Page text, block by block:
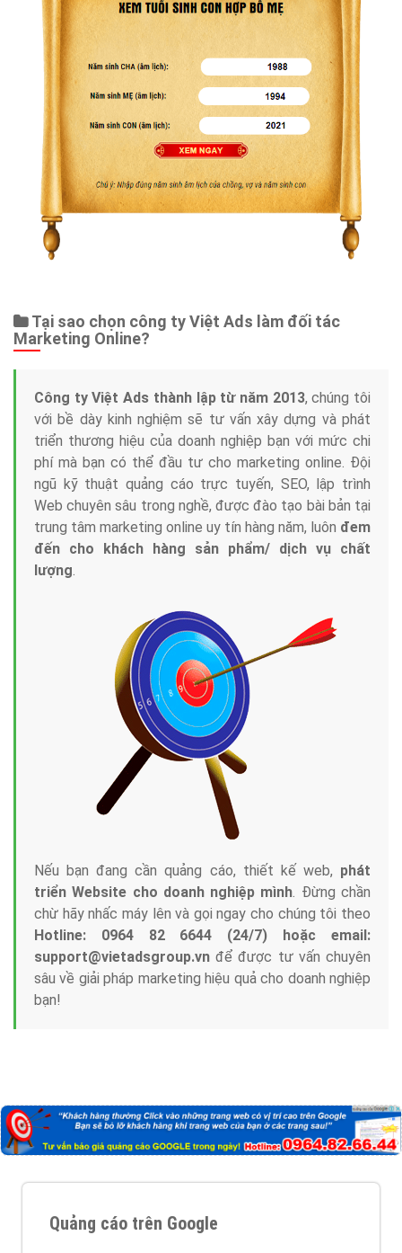
Tại sao chọn công ty Việt Ads làm đối tác
Marketing Online?
Công ty Việt Ads thành lập từ năm 2013, chúng tôi
với bề dày kinh nghiệm sẽ tư vấn xây dựng và phát
triển thương hiệu của doanh nghiệp bạn với mức chi
phí mà bạn có thể đầu tư cho marketing online. Đội
ngũ kỹ thuật quảng cáo trực tuyến, SEO, lập trình
Web chuyên sâu trong nghề, được đào tạo bài bản tại
trung tâm marketing online uy tín hàng năm, luôn đem
đến cho khách hàng sản phẩm/ dịch vụ chất
lượng.
Nếu bạn đang cần quảng cáo, thiết kế web, phát
triển Website cho doanh nghiệp mình. Đừng chần
chừ hãy nhấc máy lên và gọi ngay cho chúng tôi theo
Hotline: 0964 82 6644 (24/7) hoặc email:
support@vietadsgroup.vn để được tư vấn chuyên
sâu về giải pháp marketing hiệu quả cho doanh nghiệp
bạn!
Quảng cáo trên Google